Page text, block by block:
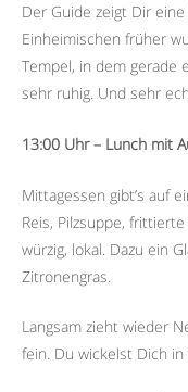
Der Guide zeigt Dir
Einheimischen früher
Tempel, in dem gerade
sehr ruhig. Und sehr
13:00 Uhr – Lunch mit
Mittagessen gibt’s auf
Reis, Pilzsuppe,
würzig, lokal. Dazu ein
Zitronengras.
Langsam zieht wieder
fein. Du wickelst Dich